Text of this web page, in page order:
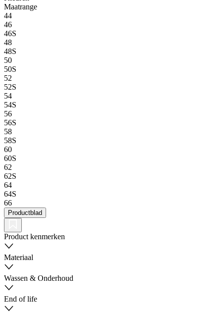
Maatrange
44
46
46S
48
48S
50
50S
52
52S
54
54S
56
56S
58
58S
60
60S
62
62S
64
64S
66
Productblad
Product kenmerken
Materiaal
Wassen & Onderhoud
End of life